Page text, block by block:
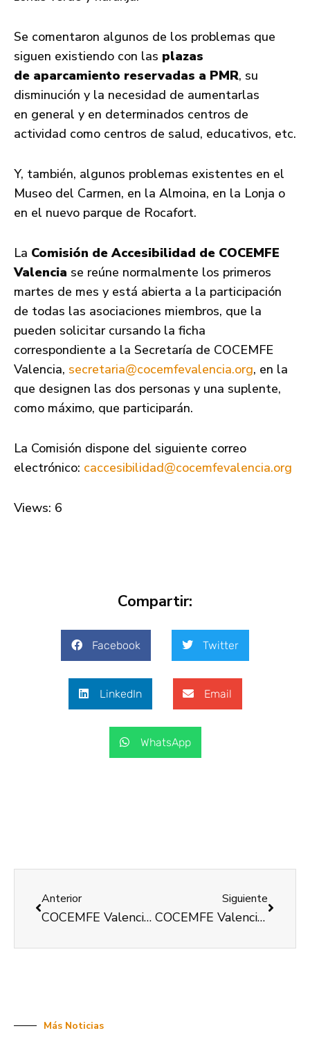
Se comentaron algunos de los problemas que
siguen existiendo con las plazas
de aparcamiento reservadas a PMR, su
disminución y la necesidad de aumentarlas
en general y en determinados centros de
actividad como centros de salud, educativos, etc.
Y, también, algunos problemas existentes en el
Museo del Carmen, en la Almoina, en la Lonja o
en el nuevo parque de Rocafort.
La Comisión de Accesibilidad de COCEMFE
Valencia se reúne normalmente los primeros
martes de mes y está abierta a la participación
de todas las asociaciones miembros, que la
pueden solicitar cursando la ficha
correspondiente a la Secretaría de COCEMFE
Valencia, secretaria@cocemfevalencia.org, en la
que designen las dos personas y una suplente,
como máximo, que participarán.
La Comisión dispone del siguiente correo
electrónico: caccesibilidad@cocemfevalencia.org
Views: 6
Compartir:
Facebook Twitter
LinkedIn Email
WhatsApp
Anterior
COCEMFE Valencia participa en el Fòrum d’Ocupació-Facultat de Ciències Socials 2023
Siguiente
COCEMFE Valencia visita la empresa Motiva CEE junto con otros compañeros/as del programa INCORPORA
Más Noticias